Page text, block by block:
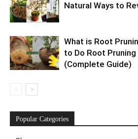
Natural Ways to
What is Root
to Do Root Pruning
(Complete Guide)
Popular Categories